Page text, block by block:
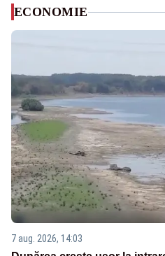
ECONOMIE
7 aug. 2026, 14:03